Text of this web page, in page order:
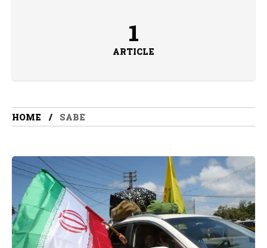
1
ARTICLE
HOME SABE